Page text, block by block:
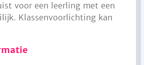
voor een leerling met een
Klassenvoorlichting kan